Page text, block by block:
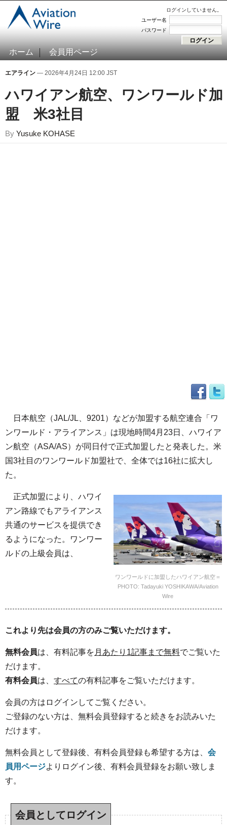
ログインしていません。
ユーザー名
パスワード
ホーム 会員用ページ
エアライン — 2026年4月24日 12:00 JST
ハワイアン航空、ワンワールド加
盟 米3社目
By Yusuke KOHASE
日本航空（JAL/JL、9201）などが加盟する航空連合「ワ
ンワールド・アライアンス」は現地時間4月23日、ハワイア
ン航空（ASA/AS）が同日付で正式加盟したと発表した。米
国3社目のワンワールド加盟社で、全体では16社に拡大し
た。
ワンワールドに加盟したハワイアン航空＝
PHOTO: Tadayuki YOSHIKAWA/Aviation
Wire
正式加盟により、ハワイ
アン路線でもアライアンス
共通のサービスを提供でき
るようになった。ワンワー
ルドの上級会員は、
これより先は会員の方のみご覧いただけます。
無料会員は、有料記事を 月あたり1記事まで無料でご覧いた
だけます。
有料会員は、 すべての有料記事をご覧いただけます。
会員の方はログインしてご覧ください。
ご登録のない方は、無料会員登録すると続きをお読みいた
だけます。
無料会員として登録後、有料会員登録も希望する方は、 会
員用ページよりログイン後、有料会員登録をお願い致しま
す。
会員としてログイン